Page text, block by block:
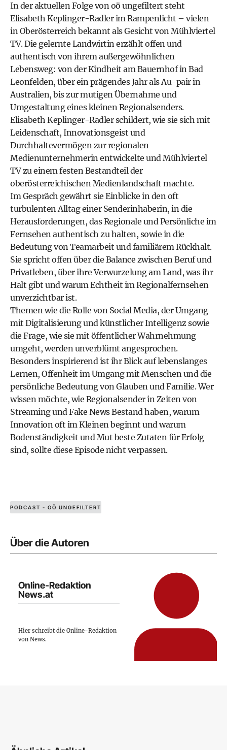
In der aktuellen Folge von oö ungefiltert steht
Elisabeth Keplinger-Radler im Rampenlicht – vielen
in Oberösterreich bekannt als Gesicht von Mühlviertel
TV. Die gelernte Landwirtin erzählt offen und
authentisch von ihrem außergewöhnlichen
Lebensweg: von der Kindheit am Bauernhof in Bad
Leonfelden, über ein prägendes Jahr als Au-pair in
Australien, bis zur mutigen Übernahme und
Umgestaltung eines kleinen Regionalsenders.
Elisabeth Keplinger-Radler schildert, wie sie sich mit
Leidenschaft, Innovationsgeist und
Durchhaltevermögen zur regionalen
Medienunternehmerin entwickelte und Mühlviertel
TV zu einem festen Bestandteil der
oberösterreichischen Medienlandschaft machte.
Im Gespräch gewährt sie Einblicke in den oft
turbulenten Alltag einer Senderinhaberin, in die
Herausforderungen, das Regionale und Persönliche im
Fernsehen authentisch zu halten, sowie in die
Bedeutung von Teamarbeit und familiärem Rückhalt.
Sie spricht offen über die Balance zwischen Beruf und
Privatleben, über ihre Verwurzelung am Land, was ihr
Halt gibt und warum Echtheit im Regionalfernsehen
unverzichtbar ist.
Themen wie die Rolle von Social Media, der Umgang
mit Digitalisierung und künstlicher Intelligenz sowie
die Frage, wie sie mit öffentlicher Wahrnehmung
umgeht, werden unverblümt angesprochen.
Besonders inspirierend ist ihr Blick auf lebenslanges
Lernen, Offenheit im Umgang mit Menschen und die
persönliche Bedeutung von Glauben und Familie. Wer
wissen möchte, wie Regionalsender in Zeiten von
Streaming und Fake News Bestand haben, warum
Innovation oft im Kleinen beginnt und warum
Bodenständigkeit und Mut beste Zutaten für Erfolg
sind, sollte diese Episode nicht verpassen.
PODCAST - OÖ UNGEFILTERT
Über die Autoren
Online-Redaktion
News.at
Hier schreibt die Online-Redaktion
von News.